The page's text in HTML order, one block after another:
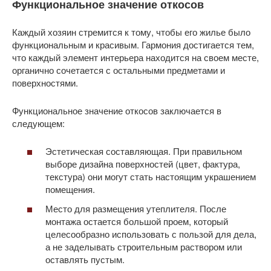
Функциональное значение откосов
Каждый хозяин стремится к тому, чтобы его жилье было
функциональным и красивым. Гармония достигается тем,
что каждый элемент интерьера находится на своем месте,
органично сочетается с остальными предметами и
поверхностями.
Функциональное значение откосов заключается в
следующем:
Эстетическая составляющая. При правильном
выборе дизайна поверхностей (цвет, фактура,
текстура) они могут стать настоящим украшением
помещения.
Место для размещения утеплителя. После
монтажа остается большой проем, который
целесообразно использовать с пользой для дела,
а не заделывать строительным раствором или
оставлять пустым.